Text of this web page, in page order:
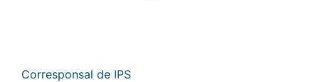
Corresponsal de IPS